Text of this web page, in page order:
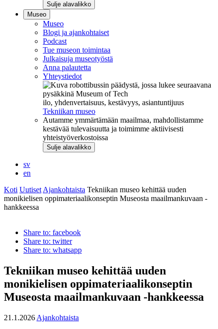
Sulje alavalikko
Museo
Museo
Blogi ja ajankohtaiset
Podcast
Tue museon toimintaa
Julkaisuja museotyöstä
Anna palautetta
Yhteystiedot
ilo, yhdenvertaisuus, kestävyys, asiantuntijuus
Tekniikan museo
Autamme ymmärtämään maailmaa, mahdollistamme
kestävää tulevaisuutta ja toimimme aktiivisesti
yhteistyöverkostoissa
Sulje alavalikko
sv
en
Koti Uutiset Ajankohtaista Tekniikan museo kehittää uuden
monikielisen oppimateriaalikonseptin Museosta maailmankuvaan -
hankkeessa
Share to: facebook
Share to: twitter
Share to: whatsapp
Tekniikan museo kehittää uuden
monikielisen oppimateriaalikonseptin
Museosta maailmankuvaan -hankkeessa
21.1.2026 Ajankohtaista